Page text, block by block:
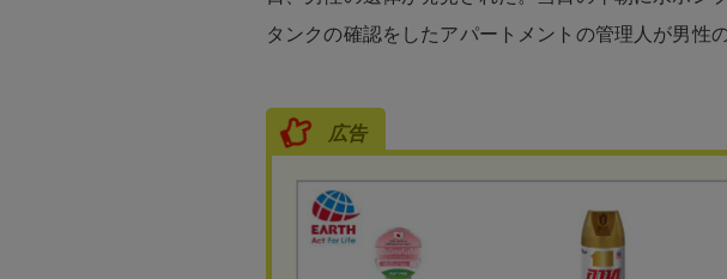
タンクの確認をしたアパートメントの管理人が男性
広告